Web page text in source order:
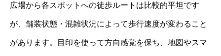
広場から各スポットへの徒歩ルートは比較的平坦です
が、舗装状態・混雑状況によって歩行速度が変わること
があります。目印を使って方向感覚を保ち、地図やスマ